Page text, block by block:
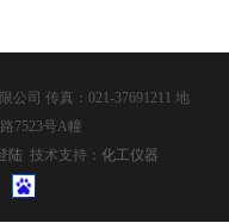
公司 传真：021-37691211 地
7523号A幢
陆 技术支持： 化工仪器